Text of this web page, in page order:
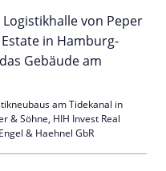
am Tidekanal in
& Söhne, HIH Invest Real
& Haehnel GbR